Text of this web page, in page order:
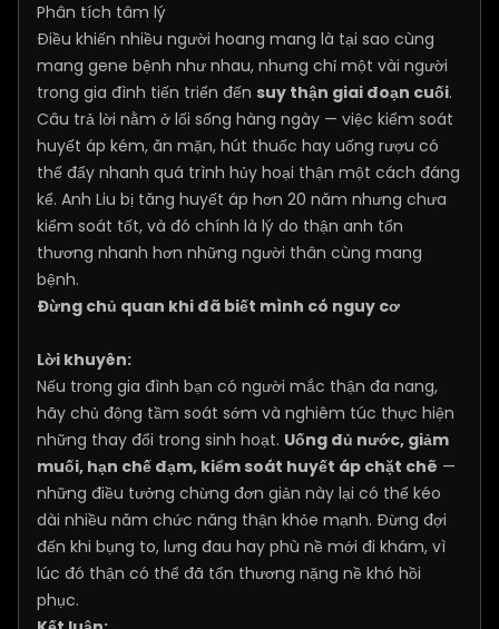
Phân tích tâm lý
Điều khiến nhiều người hoang mang là tại sao cùng
mang gene bệnh như nhau, nhưng chỉ một vài người
trong gia đình tiến triển đến suy thận giai đoạn cuối.
Câu trả lời nằm ở lối sống hàng ngày — việc kiểm soát
huyết áp kém, ăn mặn, hút thuốc hay uống rượu có
thể đẩy nhanh quá trình hủy hoại thận một cách đáng
kể. Anh Liu bị tăng huyết áp hơn 20 năm nhưng chưa
kiểm soát tốt, và đó chính là lý do thận anh tổn
thương nhanh hơn những người thân cùng mang
bệnh.
Đừng chủ quan khi đã biết mình có nguy cơ
Lời khuyên:
Nếu trong gia đình bạn có người mắc thận đa nang,
hãy chủ động tầm soát sớm và nghiêm túc thực hiện
những thay đổi trong sinh hoạt. Uống đủ nước, giảm
muối, hạn chế đạm, kiểm soát huyết áp chặt chẽ —
những điều tưởng chừng đơn giản này lại có thể kéo
dài nhiều năm chức năng thận khỏe mạnh. Đừng đợi
đến khi bụng to, lưng đau hay phù nề mới đi khám, vì
lúc đó thận có thể đã tổn thương nặng nề khó hồi
phục.